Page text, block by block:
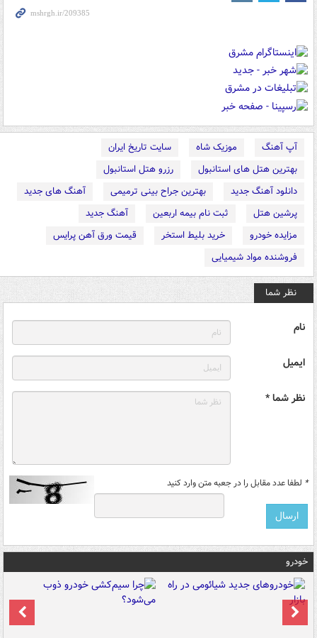
آپ آهنگ موزیک شاه
سایت تاریخ ایران
بهترین هتل های استانبول
رزرو هتل استانبول
دانلود آهنگ جدید
بهترین جراح بینی ترمیمی
آهنگ های جدید
پرشین هتل
ثبت نام بیمه اربعین
آهنگ جدید
مزایده خودرو
خرید بلیط استخر
قیمت ورق آهن پرایس
فروشنده مواد شیمیایی
نظر شما
نام
ایمیل
نظر شما *
* لطفا عدد مقابل را در جعبه متن وارد کنید
خودرو